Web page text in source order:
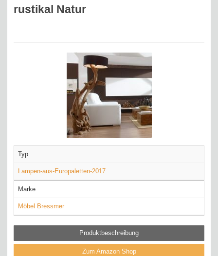
rustikal Natur
Typ
Lampen-aus-Europaletten-2017
Marke
Möbel Bressmer
Produktbeschreibung
Zum Amazon Shop